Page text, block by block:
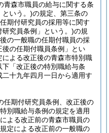
青森市職員の給与に関する条
という。)の規定、第三条の
期付研究員の採用等に関す
究員条例」という。)の規
の一般職の任期付職員の採
後の任期付職員条例」とい
よる改正後の青森市特別職
下「改正後の特別職給与条
二十九年四月一日から適用す
任期付研究員条例、改正後の
別職給与条例の規定を適用
よる改正前の青森市職員の
定による改正前の一般職の